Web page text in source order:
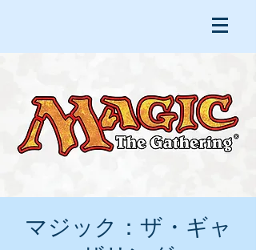
マジック：ザ・ギャ